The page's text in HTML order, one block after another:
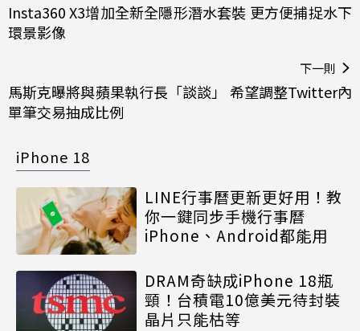
Insta360 X3增加全新全隱形潛水套裝 更方便捕捉水下
環景影像
下一則
馬斯克曝將與蘋果執行長「談談」 希望調整Twitter內
單筆交易抽成比例
iPhone 18
LINE行事曆更新更好用！教
你一鍵同步手機行事曆
iPhone、Android都能用
DRAM奇缺成iPhone 18瓶
頸！台積電10億美元待封裝
晶片只能枯等